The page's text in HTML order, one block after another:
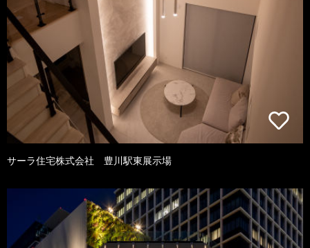
サーラ住宅株式会社 豊川駅東展示場